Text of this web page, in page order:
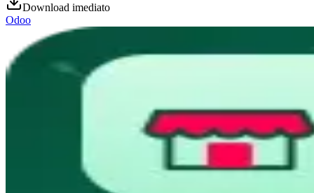
Download imediato
Odoo